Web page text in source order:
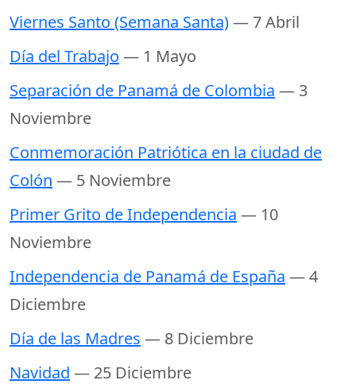
Viernes Santo (Semana Santa)— 7 Abril
Día del Trabajo — 1 Mayo
Separación de Panamá de Colombia — 3
Noviembre
Conmemoración Patriótica en la ciudad de
Colón — 5 Noviembre
Primer Grito de Independencia — 10
Noviembre
Independencia de Panamá de España — 4
Diciembre
Día de las Madres — 8 Diciembre
Navidad — 25 Diciembre